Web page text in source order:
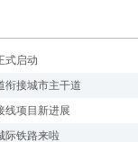
式启动
衔接城市主干道
线项目新进展
际铁路来啦